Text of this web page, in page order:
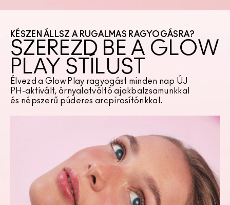
KÉSZEN ÁLLSZ A RUGALMAS RAGYOGÁSRA?
SZEREZD BE A GLOW
PLAY STÍLUST
Élvezd a Glow Play ragyogást minden nap ÚJ
PH-aktivált, árnyalatváltó ajakbalzsamunkkal
és népszerű púderes arcpirosítónkkal.